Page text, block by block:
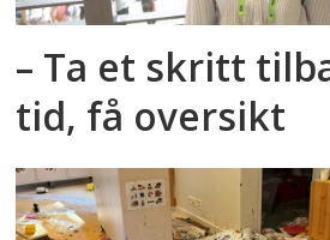
– Ta et skritt
tid, få oversikt